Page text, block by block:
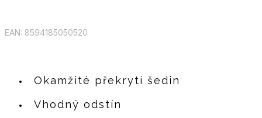
EAN: 8594185050520
Okamžité překrytí šedin
Vhodný odstín